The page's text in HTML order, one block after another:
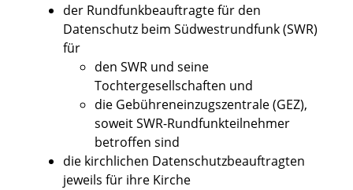
der Rundfunkbeauftragte für den
Datenschutz beim Südwestrundfunk (SWR)
für
den SWR und seine
Tochtergesellschaften und
die Gebühreneinzugszentrale (GEZ),
soweit SWR-Rundfunkteilnehmer
betroffen sind
die kirchlichen Datenschutzbeauftragten
jeweils für ihre Kirche